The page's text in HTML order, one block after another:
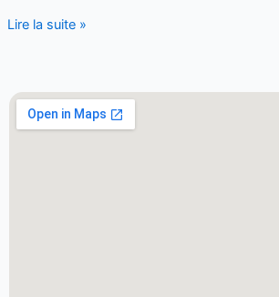
Lire la suite »